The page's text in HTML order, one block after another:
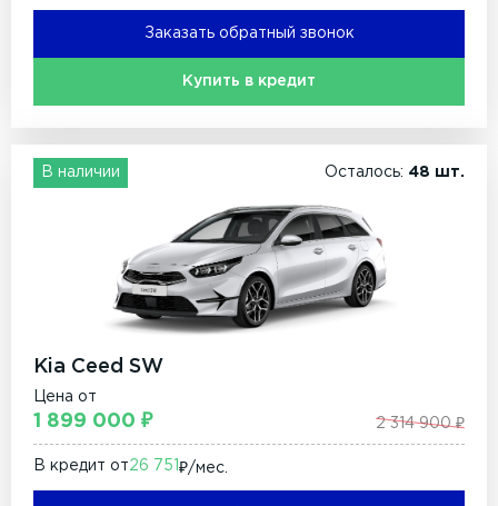
Заказать обратный звонок
Купить в кредит
В наличии Осталось: 48 шт.
Kia Ceed SW
Цена от
1 899 000 ₽ 2 314 900 ₽
В кредит от26 751 ₽/мec.